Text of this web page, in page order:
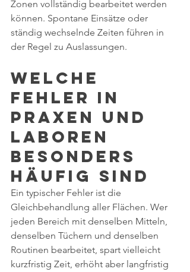
Zonen vollständig bearbeitet werden
können. Spontane Einsätze oder
ständig wechselnde Zeiten führen in
der Regel zu Auslassungen.
Welche
Fehler in
Praxen und
Laboren
besonders
häufig sind
Ein typischer Fehler ist die
Gleichbehandlung aller Flächen. Wer
jeden Bereich mit denselben Mitteln,
denselben Tüchern und denselben
Routinen bearbeitet, spart vielleicht
kurzfristig Zeit, erhöht aber langfristig